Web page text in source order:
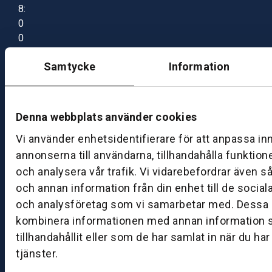
Samtycke Information
Denna webbplats använder cookies
Vi använder enhetsidentifierare för att anpassa
annonserna till användarna, tillhandahålla
och analysera vår trafik. Vi vidarebefordrar även
och annan information från din enhet till de
och analysföretag som vi samarbetar med. Dessa
kombinera informationen med annan information
tillhandahållit eller som de har samlat in när du
tjänster.
8:
0
0
0
ik
S
k
ö
v
d